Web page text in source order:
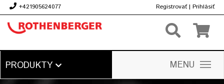
+421905624077 Registrovať | Prihlásiť
PRODUKTY MENU